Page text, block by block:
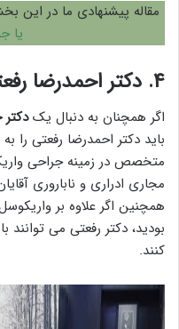
مقاله پیشنهادی ما در این
یا
۴. دکتر احمدرضا رفعتی
اگر همچنان به دنبال یک
باید دکتر احمدرضا رفعتی را
متخصص در زمینه جراحی
مجاری ادراری و ناباروری
همچنین اگر علاوه بر
بودید، دکتر رفعتی می توانند
کنند.